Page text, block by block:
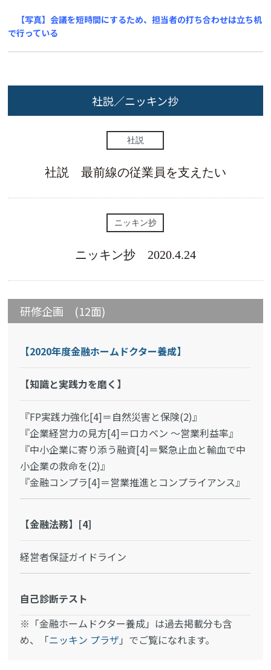
【写真】会議を短時間にするため、担当者の打ち合わせは立ち机
で行っている
社説／ニッキン抄
社説
社説 最前線の従業員を支えたい
ニッキン抄
ニッキン抄 2020.4.24
研修企画 (12面)
【2020年度金融ホームドクター養成】
【知識と実践力を磨く】
『FP実践力強化[4]＝自然災害と保険(2)』
『企業経営力の見方[4]＝ロカベン ～営業利益率』
『中小企業に寄り添う融資[4]＝緊急止血と輸血で中
小企業の救命を(2)』
『金融コンプラ[4]＝営業推進とコンプライアンス』
【金融法務】[4]
経営者保証ガイドライン
自己診断テスト
※「金融ホームドクター養成」は過去掲載分も含
め、「ニッキン プラザ 」でご覧になれます。